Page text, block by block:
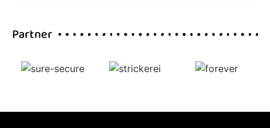
Partner